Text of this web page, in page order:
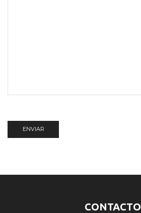
CONTACTO